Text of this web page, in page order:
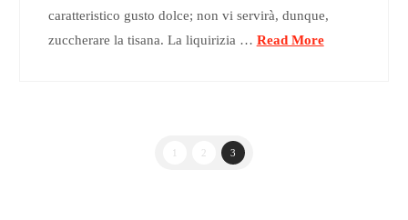
caratteristico gusto dolce; non vi servirà, dunque,
zuccherare la tisana. La liquirizia … Read More
1 3